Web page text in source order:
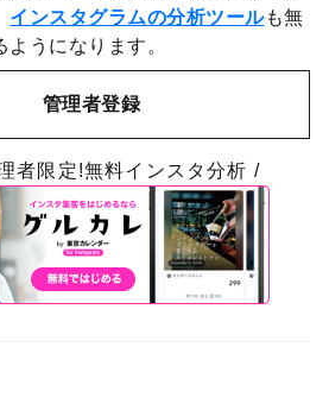
インスタグラムの分析ツールも無
うになります。
管理者登録
者限定!無料インスタ分析 /